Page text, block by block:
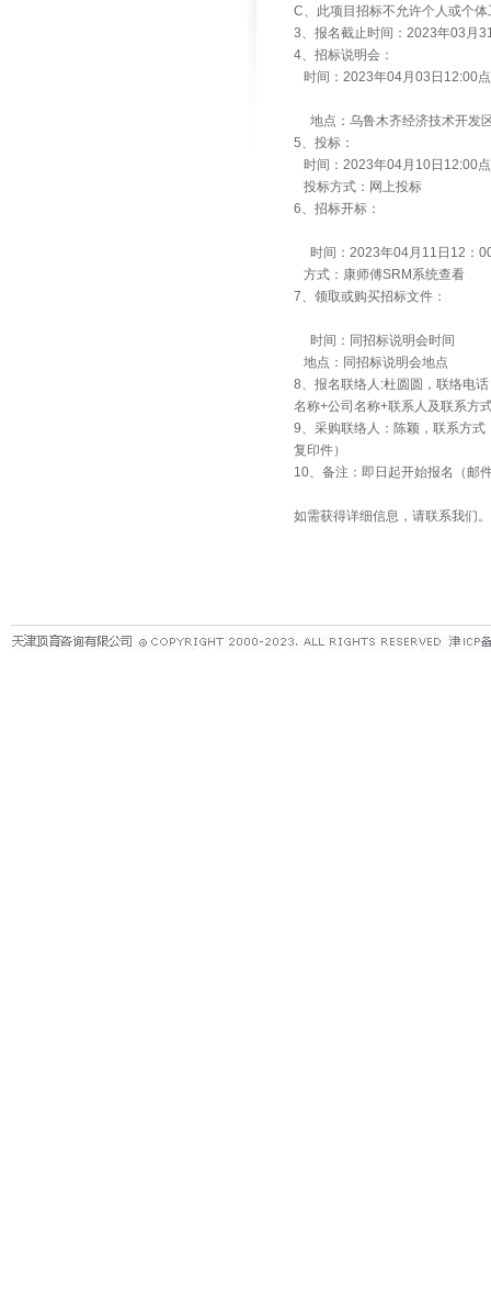
C、此项目招标不允许个人或个
3、报名截止时间：2023年03月
4、招标说明会：
时间：2023年04月03日12:00
地点：乌鲁木齐经济技术开发
5、投标：
时间：2023年04月10日12:00
投标方式：网上投标
6、招标开标：
时间：2023年04月11日12：
方式：康师傅SRM系统查看
7、领取或购买招标文件：
时间：同招标说明会时间
地点：同招标说明会地点
8、报名联络人:杜圆圆，联络电
名称+公司名称+联系人及联系方
9、采购联络人：陈颖，联系方
复印件）
10、备注：即日起开始报名（邮
如需获得详细信息，请联系我们。